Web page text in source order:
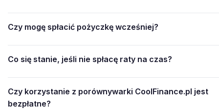
Czy mogę spłacić pożyczkę wcześniej?
Co się stanie, jeśli nie spłacę raty na czas?
Czy korzystanie z porównywarki CoolFinance.pl jest
bezpłatne?